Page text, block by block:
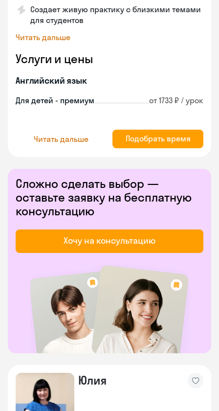
Создает живую практику с близкими темами
для студентов
Читать дальше
Услуги и цены
Английский язык
Для детей - премиум от 1733 ₽ / урок
Читать дальше Подобрать время
Сложно сделать выбор —
оставьте заявку на бесплатную
консультацию
Хочу на консультацию
Юлия